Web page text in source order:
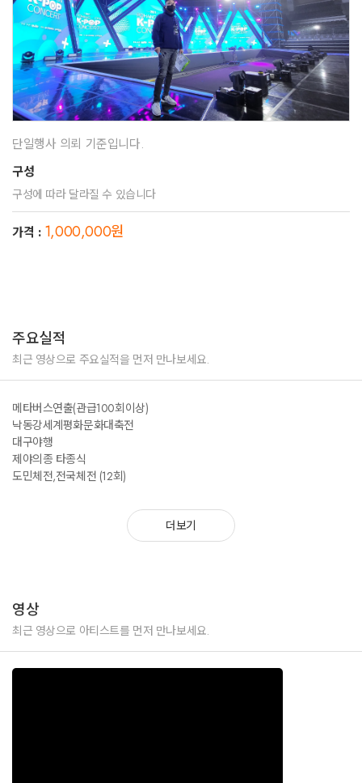
단일행사 의뢰 기준입니다.
구성
구성에 따라 달라질 수 있습니다
가격 : 1,000,000원
주요실적
최근 영상으로 주요실적을 먼저 만나보세요.
메타버스연출(관급100회이상)
낙동강세계평화문화대축전
대구야행
제야의종 타종식
도민체전,전국체전 (12회)
더보기
영상
최근 영상으로 아티스트를 먼저 만나보세요.